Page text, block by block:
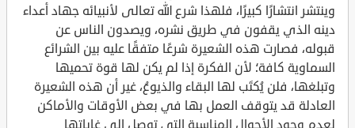
وينتشر انتشارًا كبيرًا، فلهذا شرع الله تعالى لأنبيائه جهاد أعداء
دينه الذي يقفون في طريق نشره، ويصدون الناس عن
قبوله، فصارت هذه الشعيرة شرعًا متفقًا عليه بين الشرائع
السماوية كافة؛ لأن الفكرة إذا لم يكن لها قوة تحميها
وتبلغها، فلن يُكتَب لها البقاء والذيوعُ، غير أن هذه الشعيرة
العادلة قد يتوقف العمل بها في بعض الأوقات والأماكن